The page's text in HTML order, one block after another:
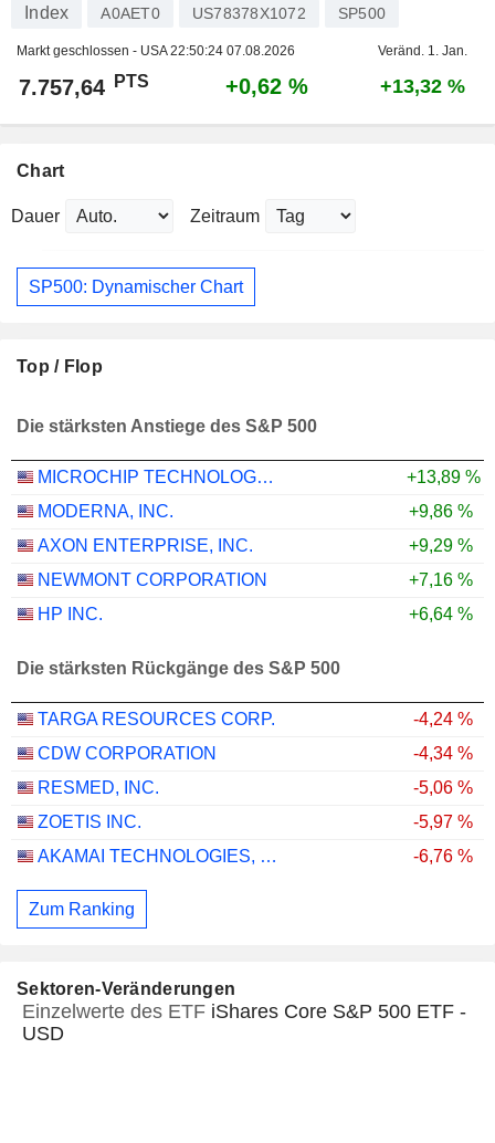
Index A0AET0 US78378X1072 SP500
Markt geschlossen - USA22:50:24 07.08.2026 Veränd. 1. Jan.
7.757,64 PTS +0,62 % +13,32 %
Chart
Dauer Zeitraum
SP500: Dynamischer Chart
Top / Flop
Die stärksten Anstiege des S&P 500
MICROCHIP TECHNOLOGY INCORPORATED
+13,89 %
MODERNA, INC.
+9,86 %
AXON ENTERPRISE, INC.
+9,29 %
NEWMONT CORPORATION
+7,16 %
HP INC.
+6,64 %
Die stärksten Rückgänge des S&P 500
TARGA RESOURCES CORP.
-4,24 %
CDW CORPORATION
-4,34 %
RESMED, INC.
-5,06 %
ZOETIS INC.
-5,97 %
AKAMAI TECHNOLOGIES, INC.
-6,76 %
Zum Ranking
Sektoren-Veränderungen
Einzelwerte des ETF iShares Core S&P 500 ETF -
USD